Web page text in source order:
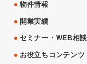
物件情報
開業実績
セミナー・WEB相談
お役立ちコンテンツ